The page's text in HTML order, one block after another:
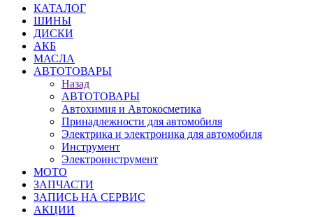
КАТАЛОГ
ШИНЫ
ДИСКИ
АКБ
МАСЛА
АВТОТОВАРЫ
Назад
АВТОТОВАРЫ
Автохимия и Автокосметика
Принадлежности для автомобиля
Электрика и электроника для автомобиля
Инструмент
Электроинструмент
МОТО
ЗАПЧАСТИ
ЗАПИСЬ НА СЕРВИС
АКЦИИ